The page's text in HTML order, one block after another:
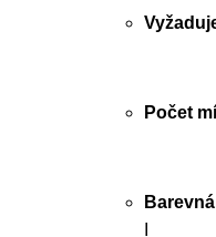
Počet